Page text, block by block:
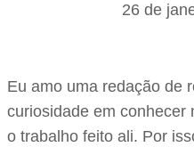
26 de
Eu amo uma redação de
curiosidade em conhecer
o trabalho feito ali. Por